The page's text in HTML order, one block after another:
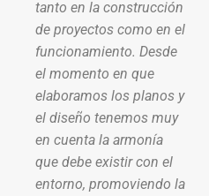
tanto en la construcción
de proyectos como en el
funcionamiento. Desde
el momento en que
elaboramos los planos y
el diseño tenemos muy
en cuenta la armonía
que debe existir con el
entorno, promoviendo la